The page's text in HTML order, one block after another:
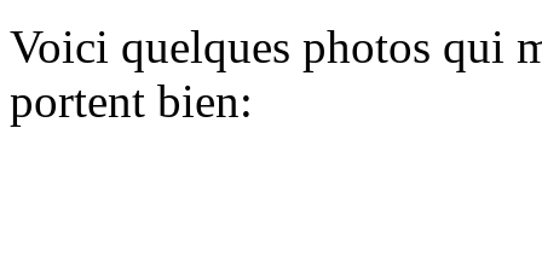
Voici quelques photos qui
portent bien: